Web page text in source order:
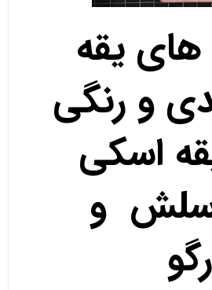
یقه
و رنگی
اسکی
و